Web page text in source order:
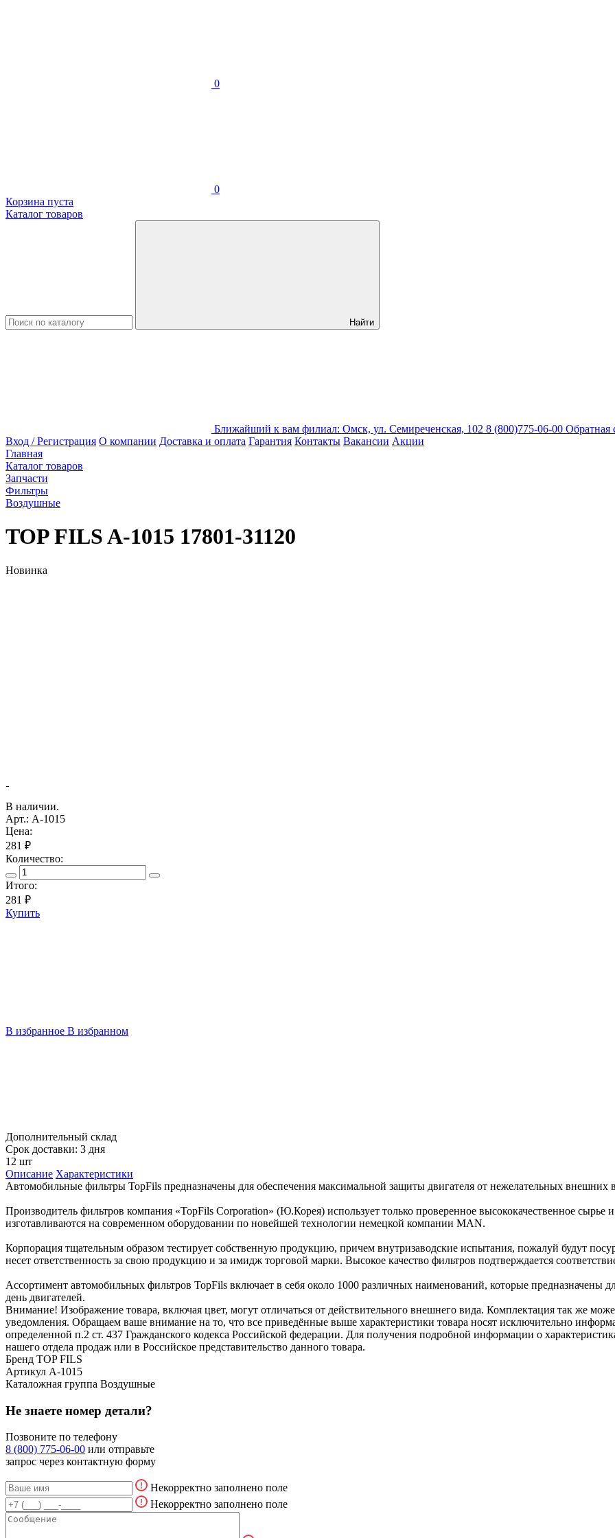
0
0
Корзина пуста
Каталог товаров
Найти
Ближайший к вам филиал: Омск, ул. Семиреченская, 102 8 (800)775-06-00 Обратная
Вход / Регистрация О компании Доставка и оплата Гарантия Контакты Вакансии Акции
Главная
Каталог товаров
Запчасти
Фильтры
Воздушные
TOP FILS A-1015 17801-31120
Новинка
В наличии.
Арт.: A-1015
Цена:
281 ₽
Количество:
Итого:
281 ₽
Купить
В избранное В избранном
Дополнительный склад
Срок доставки: 3 дня
12 шт
Описание Характеристики
Автомобильные фильтры TopFils предназначены для обеспечения максимальной защиты двигателя от нежелательных внешних
Производитель фильтров компания «TopFils Corporation» (Ю.Корея) использует только проверенное высококачественное
изготавливаются на современном оборудовании по новейшей технологии немецкой компании MAN.
Корпорация тщательным образом тестирует собственную продукцию, причем внутризаводские испытания, пожалуй будут
несет ответственность за свою продукцию и за имидж торговой марки. Высокое качество фильтров подтверждается
Ассортимент автомобильных фильтров TopFils включает в себя около 1000 различных наименований, которые
день двигателей.
Внимание! Изображение товара, включая цвет, могут отличаться от действительного внешнего вида. Комплектация так же
уведомления. Обращаем ваше внимание на то, что все приведённые выше характеристики товара носят исключительно
определенной п.2 ст. 437 Гражданского кодекса Российской федерации. Для получения подробной информации о
нашего отдела продаж или в Российское представительство данного товара.
Бренд TOP FILS
Артикул A-1015
Каталожная группа Воздушные
Не знаете номер детали?
Позвоните по телефону
8 (800) 775-06-00 или отправьте
запрос через контактную форму
Некорректно заполнено поле
Некорректно заполнено поле